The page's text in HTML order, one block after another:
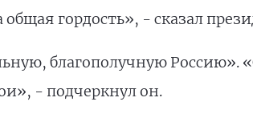
гордость», - сказал
благополучную Россию».
- подчеркнул он.